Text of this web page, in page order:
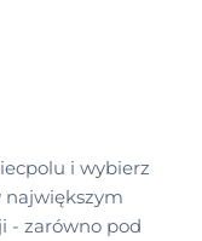
i wybierz
największym
- zarówno pod